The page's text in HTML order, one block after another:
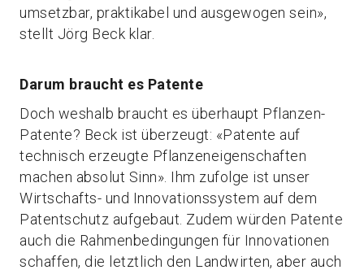
umsetzbar, praktikabel und ausgewogen sein»,
stellt Jörg Beck klar.
Darum braucht es Patente
Doch weshalb braucht es überhaupt Pflanzen-
Patente? Beck ist überzeugt: «Patente auf
technisch erzeugte Pflanzeneigenschaften
machen absolut Sinn». Ihm zufolge ist unser
Wirtschafts- und Innovationssystem auf dem
Patentschutz aufgebaut. Zudem würden Patente
auch die Rahmenbedingungen für Innovationen
schaffen, die letztlich den Landwirten, aber auch